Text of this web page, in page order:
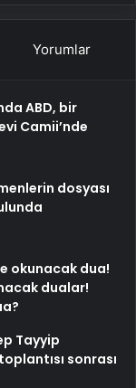
Yorumlar
ABD, bir
Camii’nde
dosyası
okunacak dua!
dualar!
Tayyip
sonrası